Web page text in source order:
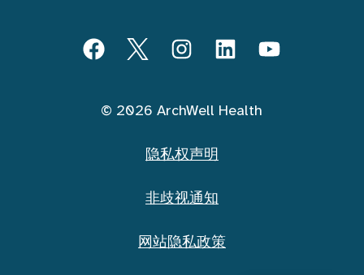
FacebookTwitterInstagramLinkedInYouTube
© 2026 ArchWell Health
隐私权声明
非歧视通知
网站隐私政策